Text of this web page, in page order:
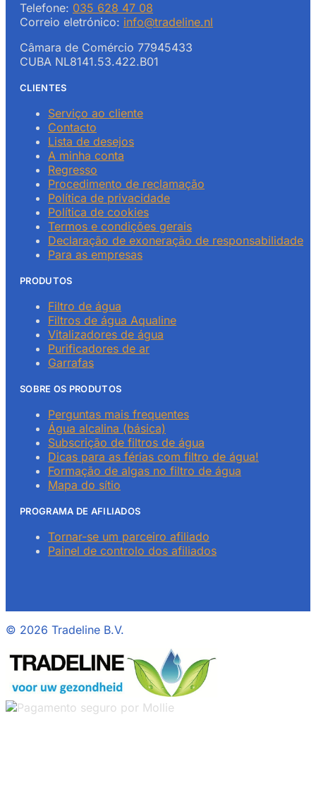
Telefone: 035 628 47 08
Correio eletrónico: info@tradeline.nl
Câmara de Comércio 77945433
CUBA NL8141.53.422.B01
CLIENTES
Serviço ao cliente
Contacto
Lista de desejos
A minha conta
Regresso
Procedimento de reclamação
Política de privacidade
Política de cookies
Termos e condições gerais
Declaração de exoneração de responsabilidade
Para as empresas
PRODUTOS
Filtro de água
Filtros de água Aqualine
Vitalizadores de água
Purificadores de ar
Garrafas
SOBRE OS PRODUTOS
Perguntas mais frequentes
Água alcalina (básica)
Subscrição de filtros de água
Dicas para as férias com filtro de água!
Formação de algas no filtro de água
Mapa do sítio
PROGRAMA DE AFILIADOS
Tornar-se um parceiro afiliado
Painel de controlo dos afiliados
© 2026 Tradeline B.V.